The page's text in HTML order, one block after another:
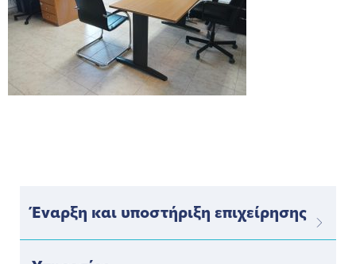
Έναρξη και υποστήριξη επιχείρησης